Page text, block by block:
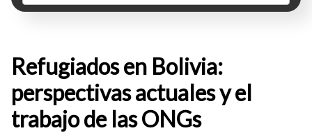
Refugiados en Bolivia:
perspectivas actuales y el
trabajo de las ONGs